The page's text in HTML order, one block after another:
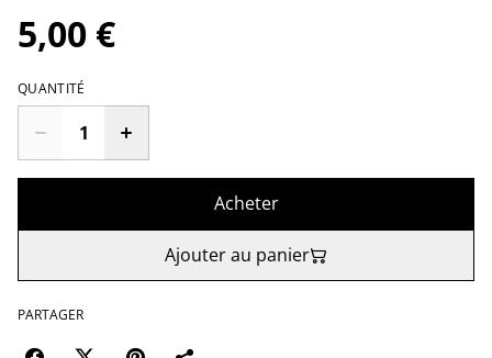
5,00 €
QUANTITÉ
Acheter
Ajouter au panier
PARTAGER